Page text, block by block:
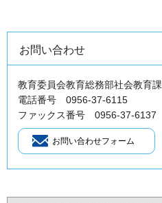
お問い合わせ
教育委員会教育総務部社会教育課
電話番号 0956-37-6115
ファックス番号 0956-37-6137